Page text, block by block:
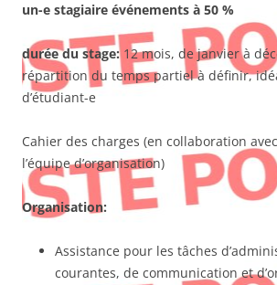
un-e stagiaire événements à 50 %
durée du stage:12 mois, de janvier à
répartition du temps partiel à définir,
d’étudiant-e
Cahier des charges (en collaboration
l’équipe d’organisation)
Organisation:
Assistance pour les tâches
courantes, de communication et